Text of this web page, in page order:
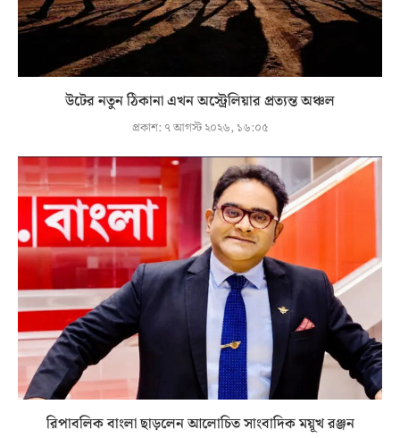
উটের নতুন ঠিকানা এখন অস্ট্রেলিয়ার প্রত্যন্ত অঞ্চল
প্রকাশ: ৭ আগস্ট ২০২৬, ১৬:০৫
রিপাবলিক বাংলা ছাড়লেন আলোচিত সাংবাদিক ময়ূখ রঞ্জন